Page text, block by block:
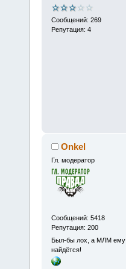
Сообщений: 269
Репутация: 4
Onkel
Гл. модератор
Сообщений: 5418
Репутация: 200
Был-бы лох, а МЛМ ему
найдётся!